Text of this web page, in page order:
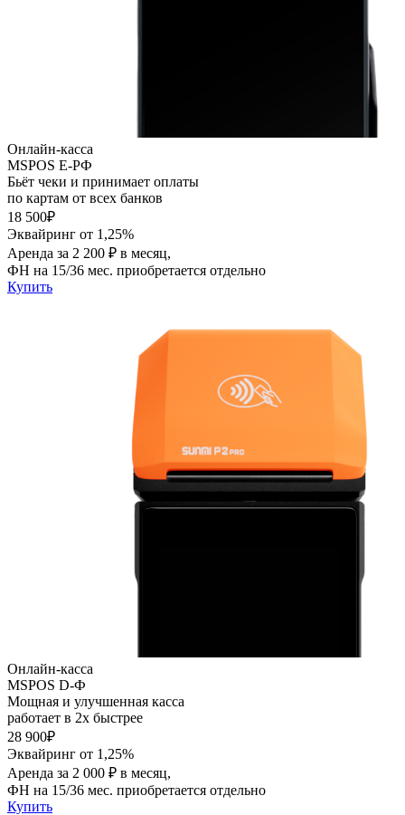
Онлайн-касса
MSPOS E-PФ
Бьёт чеки и принимает оплаты
по картам от всех банков
18 500₽
Эквайринг от 1,25%
Аренда за 2 200 ₽ в месяц,
ФН на 15/36 мес. приобретается отдельно
Купить
Онлайн-касса
MSPOS D-Ф
Мощная и улучшенная касса
работает в 2х быстрее
28 900₽
Эквайринг от 1,25%
Аренда за 2 000 ₽ в месяц,
ФН на 15/36 мес. приобретается отдельно
Купить